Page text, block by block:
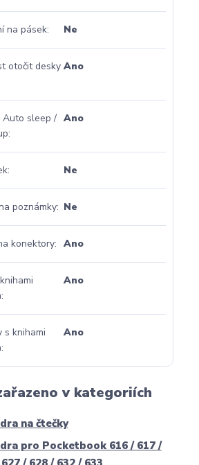
na pásek Ne
otočit desky Ano
Auto sleep / Ano
Ne
poznámky Ne
konektory Ano
Ano
s knihami
Ano
v kategoriích
na čtečky
pro Pocketbook 616 / 617 /